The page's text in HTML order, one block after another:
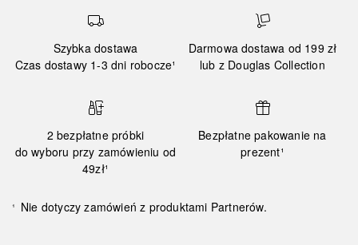
Szybka dostawa
Czas dostawy 1-3 dni robocze¹
Darmowa dostawa od 199 zł
lub z Douglas Collection
2 bezpłatne próbki
do wyboru przy zamówieniu od
49zł¹
Bezpłatne pakowanie na
prezent¹
¹ Nie dotyczy zamówień z produktami Partnerów.